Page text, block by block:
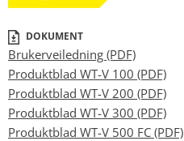
DOKUMENT
Brukerveiledning (PDF)
Produktblad WT-V 100 (PDF)
Produktblad WT-V 200 (PDF)
Produktblad WT-V 300 (PDF)
Produktblad WT-V 500 FC (PDF)